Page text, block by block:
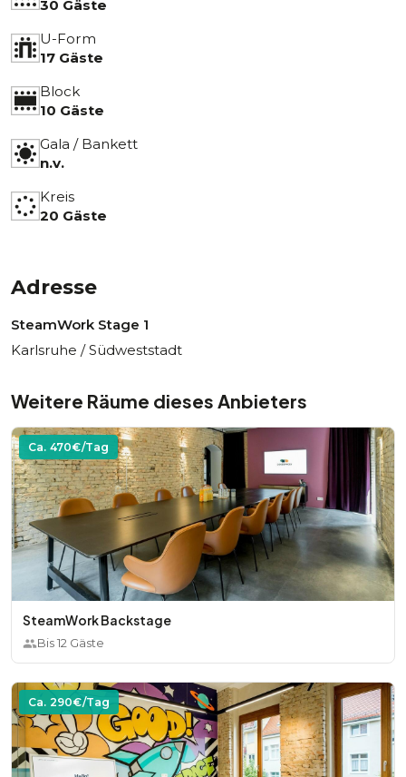
30 Gäste
U-Form
17 Gäste
Block
10 Gäste
Gala / Bankett
n.v.
Kreis
20 Gäste
Adresse
SteamWork Stage 1
Karlsruhe / Südweststadt
Weitere Räume dieses Anbieters
Ca. 470€/Tag
SteamWork Backstage
Bis12 Gäste
Ca. 290€/Tag